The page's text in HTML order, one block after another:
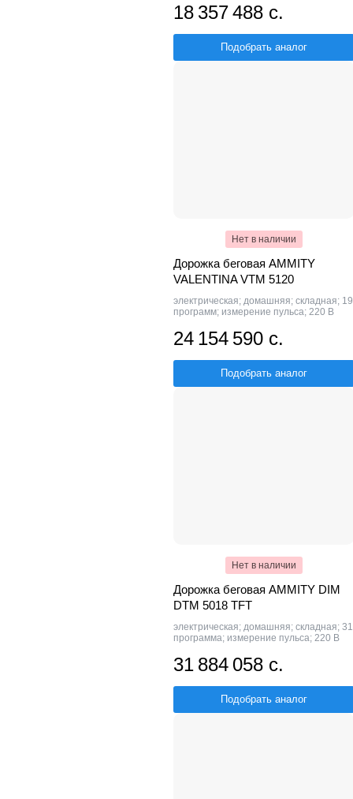
18 357 488 с.
Подобрать аналог
Нет в наличии
Дорожка беговая AMMITY
VALENTINA VTM 5120
электрическая; домашняя; складная; 19
программ; измерение пульса; 220 В
24 154 590 с.
Подобрать аналог
Нет в наличии
Дорожка беговая AMMITY DIM
DTM 5018 TFT
электрическая; домашняя; складная; 31
программа; измерение пульса; 220 В
31 884 058 с.
Подобрать аналог